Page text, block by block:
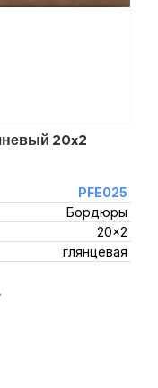
20x2
PFE025
Бордюры
20x2
глянцевая